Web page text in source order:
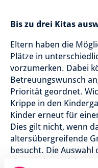
Bis zu drei Kitas
Eltern haben die
Plätze in
vorzumerken. Dabei
Betreuungswunsch
Priorität geordnet.
Krippe in den
Kinder erneut für
Dies gilt nicht, wenn
altersübergreifende
besucht. Die
Eltern oder